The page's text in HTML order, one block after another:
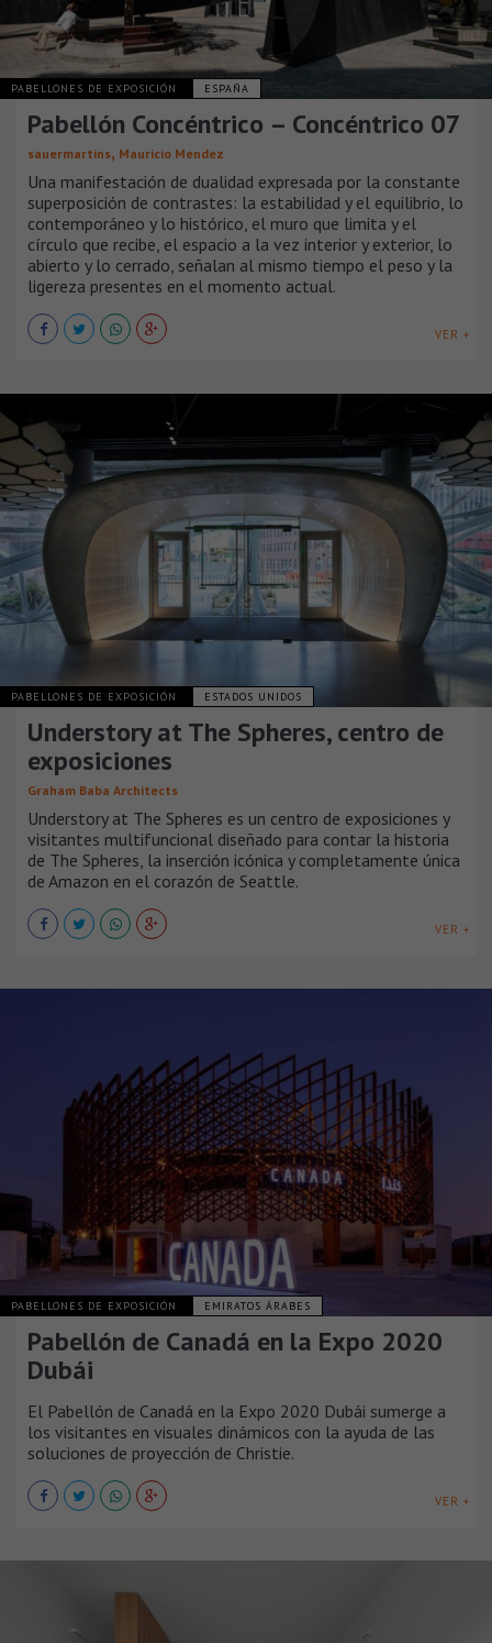
PABELLONES DE EXPOSICIÓN ESPAÑA
Pabellón Concéntrico – Concéntrico 07
sauermartins, Mauricio Mendez
Una manifestación de dualidad expresada por la constante
superposición de contrastes: la estabilidad y el equilibrio, lo
contemporáneo y lo histórico, el muro que limita y el
círculo que recibe, el espacio a la vez interior y exterior, lo
abierto y lo cerrado, señalan al mismo tiempo el peso y la
ligereza presentes en el momento actual.
VER +
PABELLONES DE EXPOSICIÓN ESTADOS UNIDOS
Understory at The Spheres, centro de
exposiciones
Graham Baba Architects
Understory at The Spheres es un centro de exposiciones y
visitantes multifuncional diseñado para contar la historia
de The Spheres, la inserción icónica y completamente única
de Amazon en el corazón de Seattle.
VER +
PABELLONES DE EXPOSICIÓN EMIRATOS ÁRABES
Pabellón de Canadá en la Expo 2020
Dubái
El Pabellón de Canadá en la Expo 2020 Dubái sumerge a
los visitantes en visuales dinámicos con la ayuda de las
soluciones de proyección de Christie.
VER +